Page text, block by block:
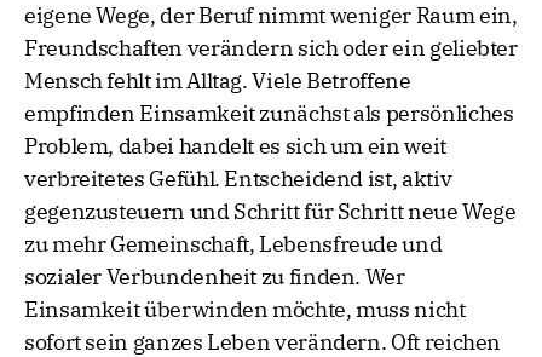
eigene Wege, der Beruf nimmt weniger Raum ein,
Freundschaften verändern sich oder ein geliebter
Mensch fehlt im Alltag. Viele Betroffene
empfinden Einsamkeit zunächst als persönliches
Problem, dabei handelt es sich um ein weit
verbreitetes Gefühl. Entscheidend ist, aktiv
gegenzusteuern und Schritt für Schritt neue Wege
zu mehr Gemeinschaft, Lebensfreude und
sozialer Verbundenheit zu finden. Wer
Einsamkeit überwinden möchte, muss nicht
sofort sein ganzes Leben verändern. Oft reichen